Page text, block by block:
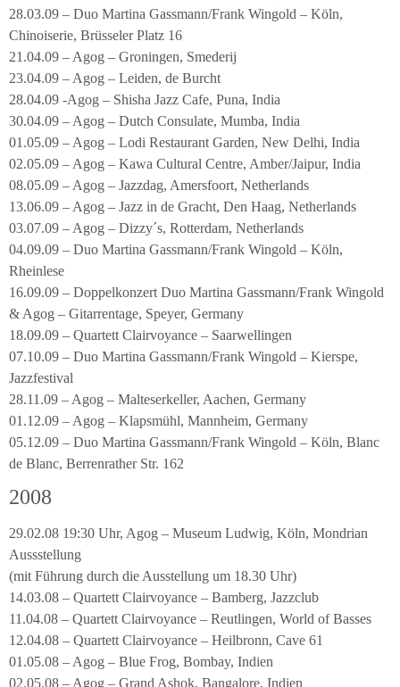
28.03.09 – Duo Martina Gassmann/Frank Wingold – Köln,
Chinoiserie, Brüsseler Platz 16
21.04.09 – Agog – Groningen, Smederij
23.04.09 – Agog – Leiden, de Burcht
28.04.09 -Agog – Shisha Jazz Cafe, Puna, India
30.04.09 – Agog – Dutch Consulate, Mumba, India
01.05.09 – Agog – Lodi Restaurant Garden, New Delhi, India
02.05.09 – Agog – Kawa Cultural Centre, Amber/Jaipur, India
08.05.09 – Agog – Jazzdag, Amersfoort, Netherlands
13.06.09 – Agog – Jazz in de Gracht, Den Haag, Netherlands
03.07.09 – Agog – Dizzy´s, Rotterdam, Netherlands
04.09.09 – Duo Martina Gassmann/Frank Wingold – Köln,
Rheinlese
16.09.09 – Doppelkonzert Duo Martina Gassmann/Frank Wingold
& Agog – Gitarrentage, Speyer, Germany
18.09.09 – Quartett Clairvoyance – Saarwellingen
07.10.09 – Duo Martina Gassmann/Frank Wingold – Kierspe,
Jazzfestival
28.11.09 – Agog – Malteserkeller, Aachen, Germany
01.12.09 – Agog – Klapsmühl, Mannheim, Germany
05.12.09 – Duo Martina Gassmann/Frank Wingold – Köln, Blanc
de Blanc, Berrenrather Str. 162
2008
29.02.08 19:30 Uhr, Agog – Museum Ludwig, Köln, Mondrian
Aussstellung
(mit Führung durch die Ausstellung um 18.30 Uhr)
14.03.08 – Quartett Clairvoyance – Bamberg, Jazzclub
11.04.08 – Quartett Clairvoyance – Reutlingen, World of Basses
12.04.08 – Quartett Clairvoyance – Heilbronn, Cave 61
01.05.08 – Agog – Blue Frog, Bombay, Indien
02.05.08 – Agog – Grand Ashok, Bangalore, Indien